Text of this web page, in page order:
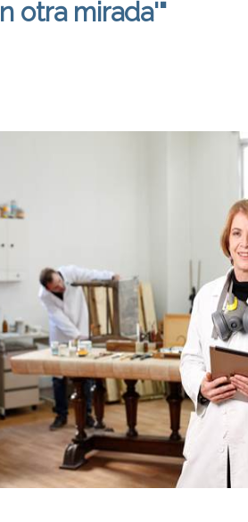
otra mirada'"